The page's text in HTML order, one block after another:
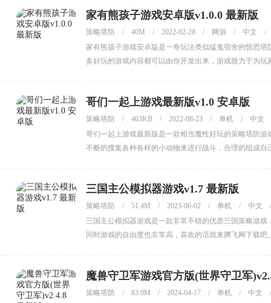
家有熊孩子游戏安卓版v1.0.0 最新版
策略塔防 / 40M / 2022-02-28 / 网游 / 中文
/
家有熊孩子游戏安卓版是一夸玩法类似猛鬼宿舍的惊恐
多好玩的游戏内容都可以由你开发出来，游戏致力于为
哥们一起上游戏最新版v1.0 安卓版
策略塔防 / 463KB / 2022-08-23 / 单机 /
中文
哥们一起上游戏最新版是一款相当魔性好玩的策略塔防
不断的搜集各种各样的小动物来进行战斗，合理的组成
三国主公模拟器游戏v1.7 最新版
策略塔防 / 51.4M / 2023-06-02 / 单机 / 中文
/
三国主公模拟器游戏是一款非常不错的优质三国策略游
同时游戏的自由度也非常高，喜欢的话就来腾飞网下载吧
魔兽守卫军游戏官方版(世界守卫军
策略塔防 / 83.9M / 2024-04-17 / 单机 / 中文
/